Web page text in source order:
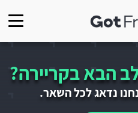
הבא בקריירה?
נדאג לכל השאר.